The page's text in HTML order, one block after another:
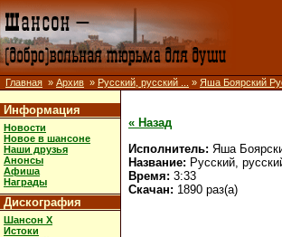
Главная » Архив » Русский, русский ... » Яша Боярский
Информация
Новости
Новое в шансоне
Наши друзья
Анонсы
Афиша
Награды
Дискография
Шансон X
Истоки
« Назад
Исполнитель: Яша
Название: Русский,
Время: 3:33
Скачан: 1890 раз(а)